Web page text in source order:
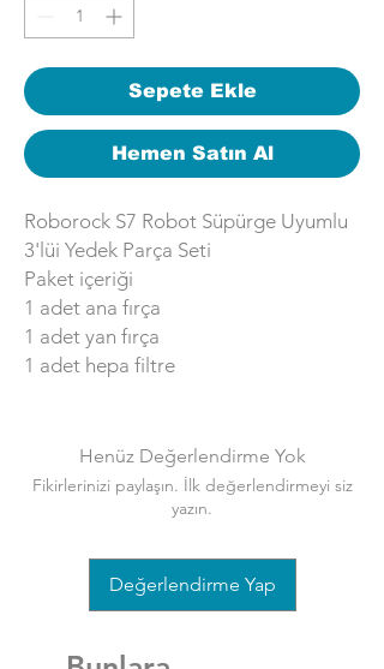
Sepete Ekle
Hemen Satın Al
Roborock S7 Robot Süpürge Uyumlu
3'lüi Yedek Parça Seti
Paket içeriği
1 adet ana fırça
1 adet yan fırça
1 adet hepa filtre
Henüz Değerlendirme Yok
Fikirlerinizi paylaşın. İlk değerlendirmeyi siz
yazın.
Değerlendirme Yap